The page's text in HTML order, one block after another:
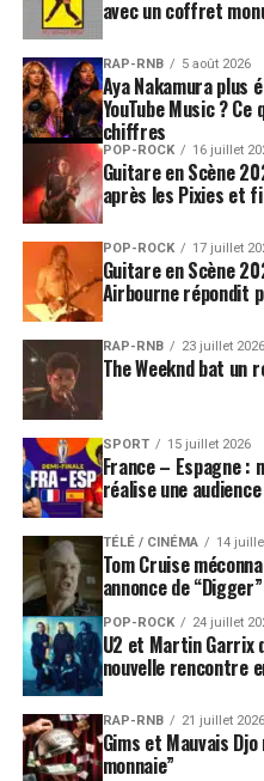
avec un coffret
RAP-RNB 5 août 2026
Aya Nakamura plus
YouTube Music ?
chiffres
POP-ROCK 16 juillet
Guitare en Scène
après les Pixies et
POP-ROCK 17 juillet
Guitare en Scène
Airbourne répondit
RAP-RNB 23 juillet 2026
The Weeknd bat un
SPORT 15 juillet 2026
France – Espagne :
réalise une
TÉLÉ / CINÉMA 14
Tom Cruise
annonce de “Digger”
POP-ROCK 24 juillet
U2 et Martin Garrix
nouvelle rencontre
RAP-RNB 21 juillet 2026
Gims et Mauvais
monnaie”